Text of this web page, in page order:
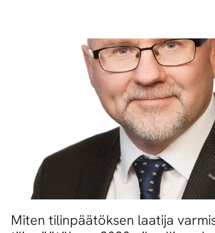
Miten tilinpäätöksen laatija